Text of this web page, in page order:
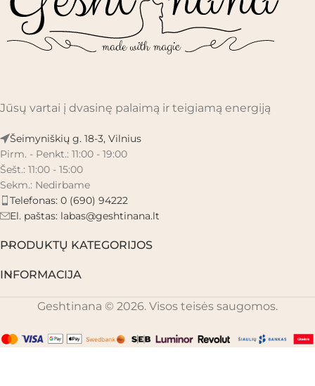
Jūsų vartai į dvasinę palaimą ir teigiamą energiją
Šeimyniškių g. 18-3, Vilnius
Pirm. - Penkt.: 11:00 - 19:00
Šešt.: 11:00 - 15:00
Sekm.: Nedirbame
Telefonas: 0 (690) 94222
El. paštas: labas@geshtinana.lt
PRODUKTŲ KATEGORIJOS
INFORMACIJA
Geshtinana © 2026. Visos teisės saugomos.